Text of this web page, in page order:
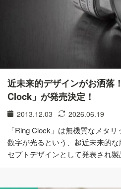
近未来的デザインがお洒落
Clock」が発売決定！
2013.12.03 2026.06.19
「Ring Clock」は無機質なメタ
数字が光るという、超近未来的
セプトデザインとして発表され